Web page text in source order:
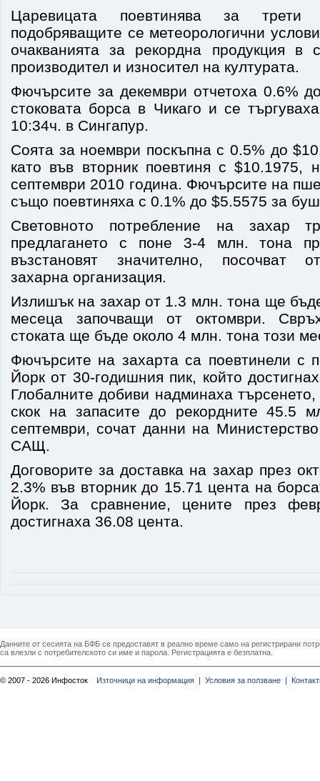
Царевицата поевтинява за
подобряващите се метеорологични
очакванията за рекордна продукция в
производител и износител на културата.
Фючърсите за декември отчетоха 0.6%
стоковата борса в Чикаго и се
10:34ч. в Сингапур.
Соята за ноември поскъпна с 0.5% до
като във вторник поевтиня с $10.1975,
септември 2010 година. Фючърсите на
също поевтиняха с 0.1% до $5.5575 за
Световното потребление на захар
предлагането с поне 3-4 млн. тона
възстановят значително, посочват
захарна организация.
Излишък на захар от 1.3 млн. тона ще
месеца започващи от октомври.
стоката ще бъде около 4 млн. тона този
Фючърсите на захарта са поевтинели с
Йорк от 30-годишния пик, който
Глобалните добиви надминаха
скок на запасите до рекордните 45.5
септември, сочат данни на
САЩ.
Договорите за доставка на захар през
2.3% във вторник до 15.71 цента на
Йорк. За сравнение, цените през
достигнаха 36.08 цента.
Данните от сесията на БФБ се предоставят в реално време само на регистрирани
са влезли с потребителското си име и парола. Регистрацията е безплатна.
© 2007 - 2026 Инфосток Източници на информация | Условия за ползване |